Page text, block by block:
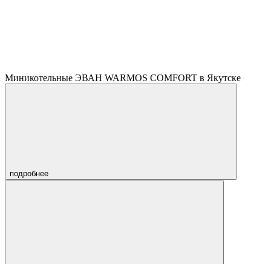
Миникотельные ЭВАН WARMOS COMFORT в Якутске
подробнее